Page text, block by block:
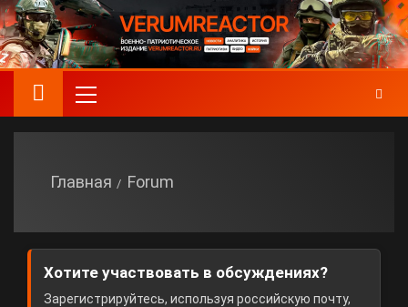
Главная Forum
Хотите участвовать в обсуждениях?
Зарегистрируйтесь, используя российскую почту,